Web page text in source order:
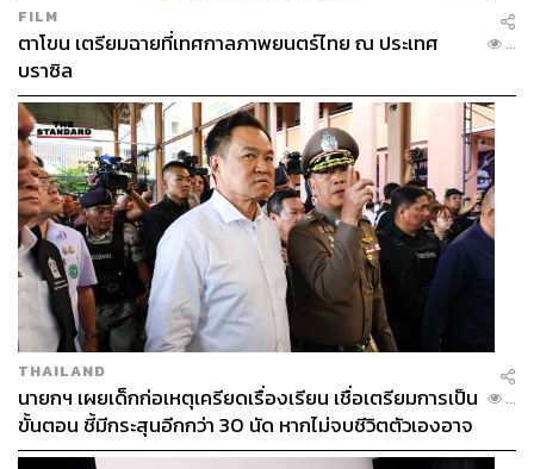
FILM
ตาโขน เตรียมฉายที่เทศกาลภาพยนตร์ไทย ณ ประเทศ
บราซิล
...
THAILAND
นายกฯ เผยเด็กก่อเหตุเครียดเรื่องเรียน เชื่อเตรียมการเป็น
ขั้นตอน ชี้มีกระสุนอีกกว่า 30 นัด หากไม่จบชีวิตตัวเองอาจ
สูญเสียเพิ่ม
...